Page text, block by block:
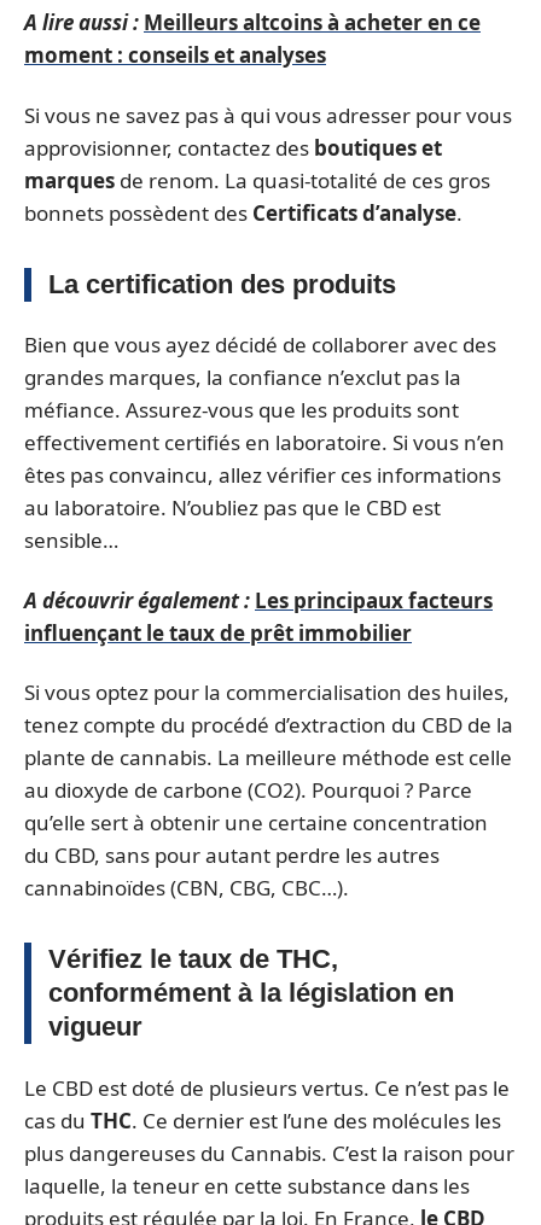
A lire aussi : Meilleurs altcoins à acheter en ce
moment : conseils et analyses
Si vous ne savez pas à qui vous adresser pour vous
approvisionner, contactez des boutiques et
marques de renom. La quasi-totalité de ces gros
bonnets possèdent des Certificats d’analyse.
La certification des produits
Bien que vous ayez décidé de collaborer avec des
grandes marques, la confiance n’exclut pas la
méfiance. Assurez-vous que les produits sont
effectivement certifiés en laboratoire. Si vous n’en
êtes pas convaincu, allez vérifier ces informations
au laboratoire. N’oubliez pas que le CBD est
sensible…
A découvrir également : Les principaux facteurs
influençant le taux de prêt immobilier
Si vous optez pour la commercialisation des huiles,
tenez compte du procédé d’extraction du CBD de la
plante de cannabis. La meilleure méthode est celle
au dioxyde de carbone (CO2). Pourquoi ? Parce
qu’elle sert à obtenir une certaine concentration
du CBD, sans pour autant perdre les autres
cannabinoïdes (CBN, CBG, CBC…).
Vérifiez le taux de THC,
conformément à la législation en
vigueur
Le CBD est doté de plusieurs vertus. Ce n’est pas le
cas du THC. Ce dernier est l’une des molécules les
plus dangereuses du Cannabis. C’est la raison pour
laquelle, la teneur en cette substance dans les
produits est régulée par la loi. En France, le CBD